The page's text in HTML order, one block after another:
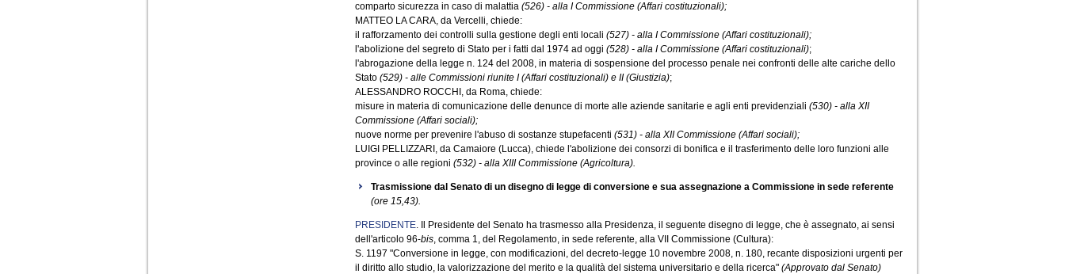
comparto sicurezza in caso di malattia (526) - alla I Commissione (Affari costituzionali);
MATTEO LA CARA, da Vercelli, chiede:
il rafforzamento dei controlli sulla gestione degli enti locali (527) - alla I Commissione (Affari costituzionali);
l'abolizione del segreto di Stato per i fatti dal 1974 ad oggi (528) - alla I Commissione (Affari costituzionali);
l'abrogazione della legge n. 124 del 2008, in materia di sospensione del processo penale nei confronti delle alte cariche dello
Stato (529) - alle Commissioni riunite I (Affari costituzionali) e II (Giustizia);
ALESSANDRO ROCCHI, da Roma, chiede:
misure in materia di comunicazione delle denunce di morte alle aziende sanitarie e agli enti previdenziali (530) - alla XII
Commissione (Affari sociali);
nuove norme per prevenire l'abuso di sostanze stupefacenti (531) - alla XII Commissione (Affari sociali);
LUIGI PELLIZZARI, da Camaiore (Lucca), chiede l'abolizione dei consorzi di bonifica e il trasferimento delle loro funzioni alle
province o alle regioni (532) - alla XIII Commissione (Agricoltura).
Trasmissione dal Senato di un disegno di legge di conversione e sua assegnazione a Commissione in sede referente
(ore 15,43).
PRESIDENTE. Il Presidente del Senato ha trasmesso alla Presidenza, il seguente disegno di legge, che è assegnato, ai sensi
dell'articolo 96-bis, comma 1, del Regolamento, in sede referente, alla VII Commissione (Cultura):
S. 1197 "Conversione in legge, con modificazioni, del decreto-legge 10 novembre 2008, n. 180, recante disposizioni urgenti per
il diritto allo studio, la valorizzazione del merito e la qualità del sistema universitario e della ricerca" (Approvato dal Senato)